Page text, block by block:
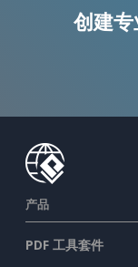
创建专
产品
PDF 工具套件